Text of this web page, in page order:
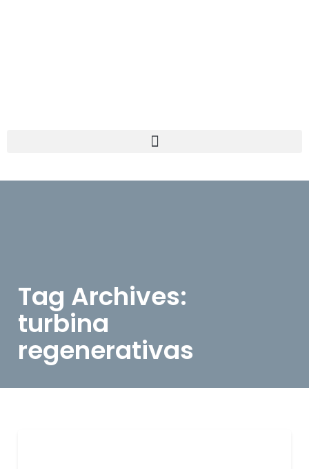
Tag Archives:
turbina
regenerativas